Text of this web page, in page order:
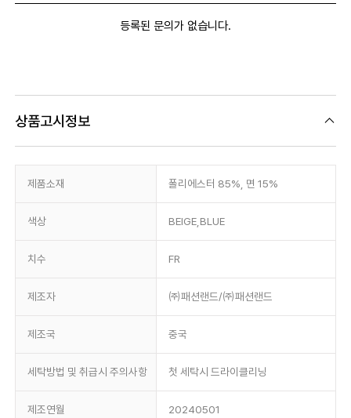
등록된 문의가 없습니다.
상품고시정보
제품소재 폴리에스터 85%, 면 15%
색상 BEIGE,BLUE
치수 FR
제조자 ㈜패션랜드/㈜패션랜드
제조국 중국
세탁방법 및 취급시 주의사항 첫 세탁시 드라이클리닝
제조연월 20240501